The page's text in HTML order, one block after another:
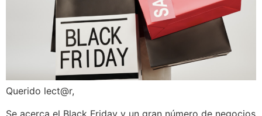
Querido lect@r,
Se acerca el Black Friday y un gran número de negocios